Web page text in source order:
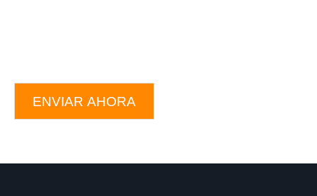
ENVIAR AHORA